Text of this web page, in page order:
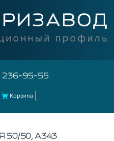
236-95-55
Корзина
50, A343